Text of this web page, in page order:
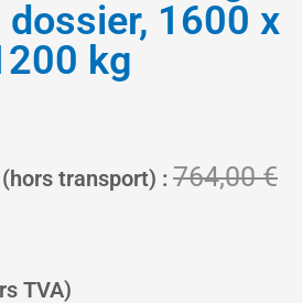
dossier, 1600 x
kg
transport) : 764,00€
TVA)